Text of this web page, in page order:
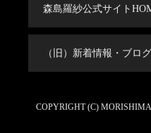
森島羅紗公式サイト
（旧）新着情報・ブログ
COPYRIGHT (C)